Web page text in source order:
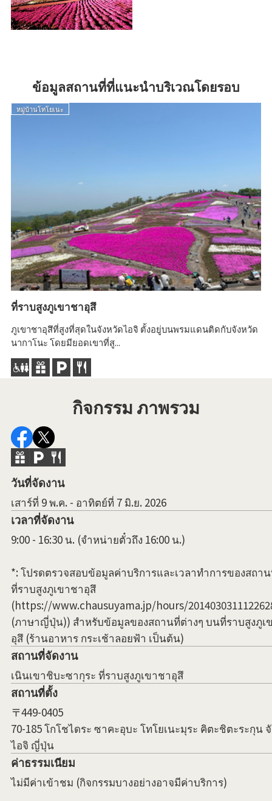
ข้อมูลสถานที่ที่แนะนำบริเวณโดยรอบ
หมู่บ้านโทโยเนะ
ที่ราบสูงภูเขาชาอุสึ
ภูเขาชาอุสึที่สูงที่สุดในจังหวัดไอจิ ตั้งอยู่บนพรมแดนติดกับจังหวัด
นากาโนะ โดยมียอดเขาที่สู...
กิจกรรม ภาพรวม
วันที่จัดงาน
เสาร์ที่ 9 พ.ค. - อาทิตย์ที่ 7 มิ.ย. 2026
เวลาที่จัดงาน
9:00 - 16:30 น. (จำหน่ายตั๋วถึง 16:00 น.)
*: โปรดตรวจสอบข้อมูลค่าบริการและเวลาทำการของสถา
ที่ราบสูงภูเขาชาอุสึ
(https://www.chausuyama.jp/hours/
(ภาษาญี่ปุ่น)) สำหรับข้อมูลของสถานที่ต่างๆ บนที่ราบสูงภูเ
อุสึ (ร้านอาหาร กระเช้าลอยฟ้า เป็นต้น)
สถานที่จัดงาน
เนินเขาชิบะซากุระ ที่ราบสูงภูเขาชาอุสึ
สถานที่ตั้ง
〒449-0405
70-185 โกโชไดระ ซาคะอุบะ โทโยเนะมุระ คิตะชิตะระกุน
ไอจิ ญี่ปุ่น
ค่าธรรมเนียม
ไม่มีค่าเข้าชม (กิจกรรมบางอย่างอาจมีค่าบริการ)